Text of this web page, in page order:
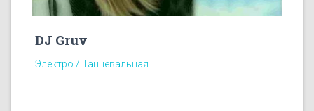
DJ Gruv
Электро / Танцевальная